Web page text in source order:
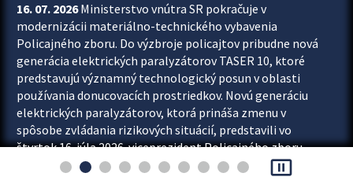
16. 07. 2026Ministerstvo vnútra SR pokračuje v
modernizácii materiálno-technického vybavenia
Policajného zboru. Do výzbroje policajtov pribudne nová
generácia elektrických paralyzátorov TASER 10, ktoré
predstavujú významný technologický posun v oblasti
používania donucovacích prostriedkov. Novú generáciu
elektrických paralyzátorov, ktorá prináša zmenu v
spôsobe zvládania rizikových situácií, predstavili vo
štvrtok 16. júla 2026 viceprezident Policajného zboru
Rastislav Polakovič a riaditeľ odboru výcviku...
pause_presentation